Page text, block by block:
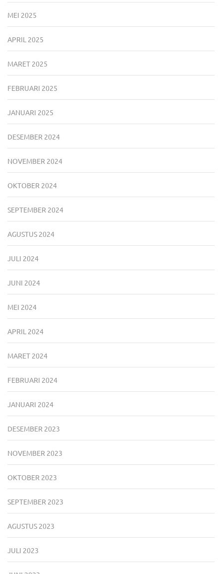
MEI 2025
APRIL 2025
MARET 2025
FEBRUARI 2025
JANUARI 2025
DESEMBER 2024
NOVEMBER 2024
OKTOBER 2024
SEPTEMBER 2024
AGUSTUS 2024
JULI 2024
JUNI 2024
MEI 2024
APRIL 2024
MARET 2024
FEBRUARI 2024
JANUARI 2024
DESEMBER 2023
NOVEMBER 2023
OKTOBER 2023
SEPTEMBER 2023
AGUSTUS 2023
JULI 2023